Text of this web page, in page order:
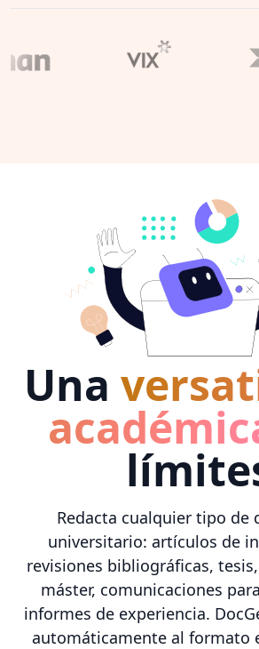
Una
Redacta cualquier tipo de
universitario: artículos de
revisiones bibliográficas,
máster, comunicaciones
informes de experiencia.
automáticamente al formato